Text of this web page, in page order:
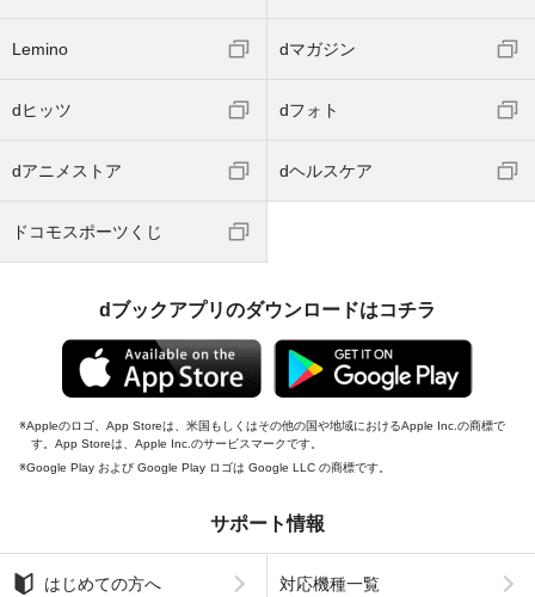
Lemino dマガジン
dヒッツ dフォト
dアニメストア dヘルスケア
ドコモスポーツくじ
dブックアプリのダウンロードはコチラ
Appleのロゴ、App Storeは、米国もしくはその他の国や地域におけるApple Inc.の商標で
す。App Storeは、Apple Inc.のサービスマークです。
Google Play および Google Play ロゴは Google LLC の商標です。
サポート情報
はじめての方へ 対応機種一覧